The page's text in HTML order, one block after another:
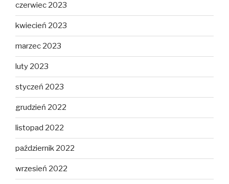
czerwiec 2023
kwiecień 2023
marzec 2023
luty 2023
styczeń 2023
grudzień 2022
listopad 2022
październik 2022
wrzesień 2022